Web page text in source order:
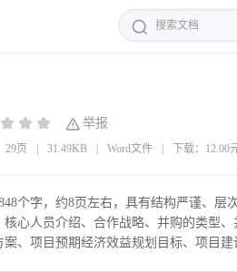
举报
29页 31.49KB Word文件 下载：12.00
个字，约8页左右，具有结构严谨、
心人员介绍、合作战略、并购的类型
、项目预期经济效益规划目标、项目